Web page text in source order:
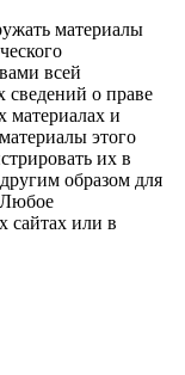
материалы
всей
сведений о праве
материалах и
этого
их в
образом для
сайтах или в